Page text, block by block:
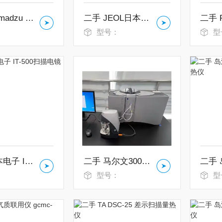
二手 Shimadzu GCMS-QP2020气质联用仪 二手 JEOL日本电子 IT-300 扫描电镜
型号： 型
二手 日本电子 IT-500扫描电镜 二手 马尔文3000 激光粒度仪
型号： 型